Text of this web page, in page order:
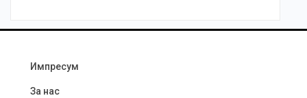
Импресум
За нас